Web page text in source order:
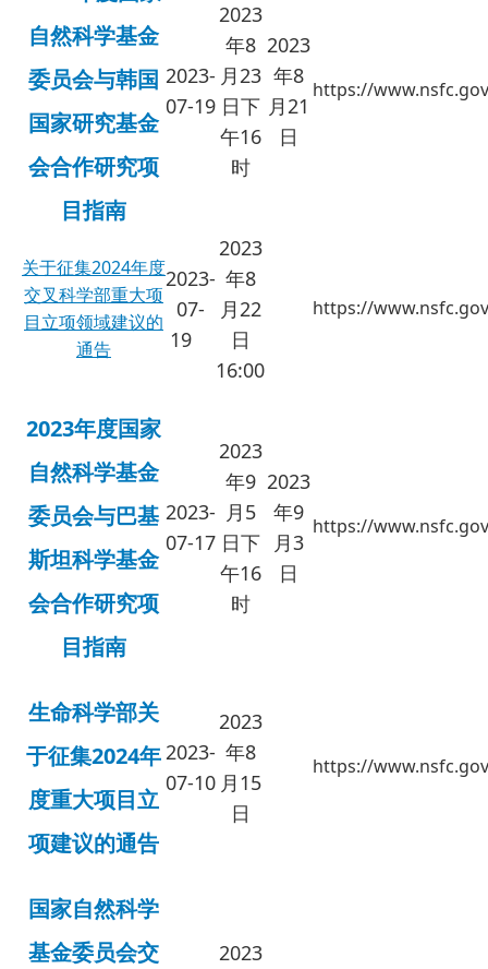
自然科学基金
委员会与韩国
国家研究基金
会合作研究项
目指南
2023-
07-19
2023
年8
月23
日下
午16
时
2023
年8
月21
日
https://
关于征集2024年度
交叉科学部重大项
目立项领域建议的
通告
2023-
07-
19
2023
年8
月22
日
16:00
https://
2023年度国家
自然科学基金
委员会与巴基
斯坦科学基金
会合作研究项
目指南
2023-
07-17
2023
年9
月5
日下
午16
时
2023
年9
月3
日
https://
生命科学部关
于征集2024年
度重大项目立
项建议的通告
2023-
07-10
2023
年8
月15
日
https://
国家自然科学
基金委员会交
2023